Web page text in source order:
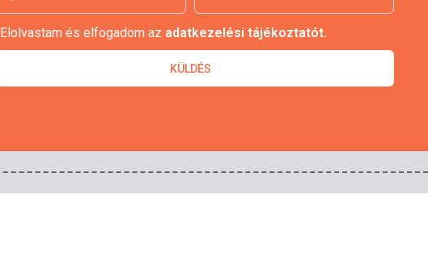
Elolvastam és elfogadom az adatkezelési tájékoztatót.
KÜLDÉS